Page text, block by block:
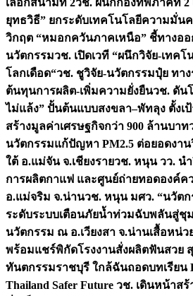
เลือกสนามที่ 2วช. ผนึกกองทัพภาคที่
ยุทธวิธี” ยกระดับเทคโนโลยีความมั่น
วิกฤต “หมอกควันภาคเหนือ” ชี้ทางออ
นวัตกรรมวช. เปิดเวที “ผนึกวิจัย-เทค
โลกเดือด“วช. ชูวิจัย-นวัตกรรมปุ๋ย ทา
ต้นทุนการผลิต-เพิ่มความยั่งยืนวช. ดัน
ไม่แล้ง” ปั้นต้นแบบสงขลา–พัทลุง ตั้งเ
สร้างมูลค่าเศรษฐกิจกว่า 900 ล้านบาท
นวัตกรรมแก้ปัญหา PM2.5 ต่อยอดงา
ใต้ อ.แม่จัน จ.เชียงรายวช. หนุน วว. น
การผลิตกาแฟ และศูนย์ถ่ายทอดองค์
อ.แม่จริม จ.น่านวช. หนุน มศว. “นวัต
ระดับระบบเตือนภัยน้ำท่วมฉับพลันสู่ชุ
นวัตกรรม ณ อ.เวียงสา จ.น่านเสื้อหน่ว
พร้อมแชร์พิกัดโรงงานสั่งผลิตฟันสวย
ทันตกรรมราชบุรี ใกล้ฉันถอดบทเรียน
Thailand Safer Future วช. เดินหน้าส